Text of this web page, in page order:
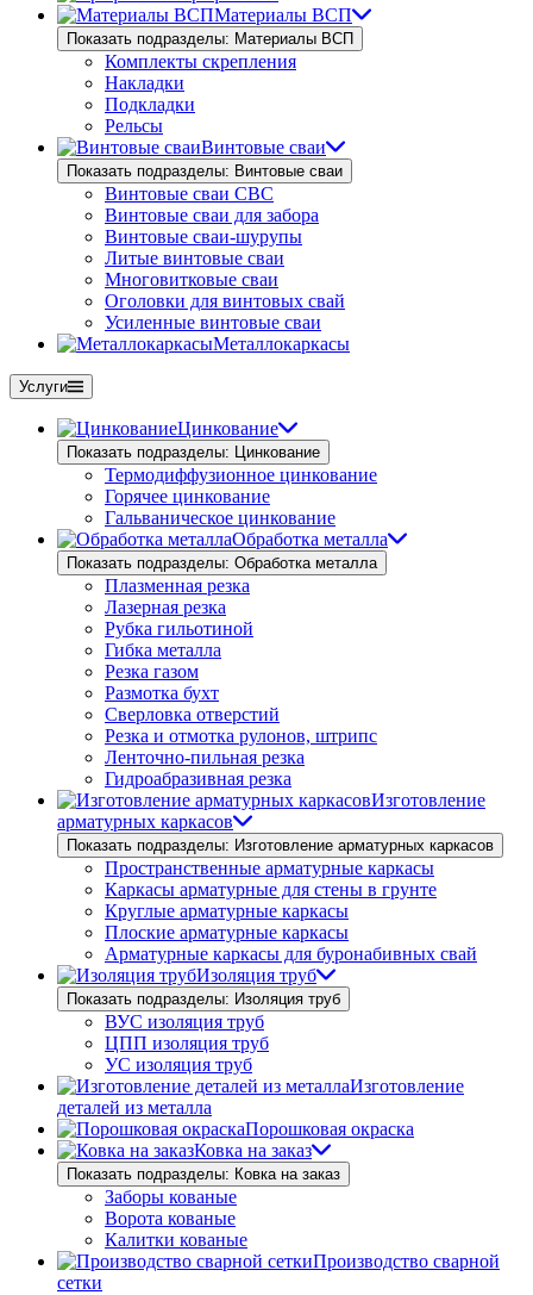
Материалы ВСП
Показать подразделы: Материалы ВСП
Комплекты скрепления
Накладки
Подкладки
Рельсы
Винтовые сваи
Показать подразделы: Винтовые сваи
Винтовые сваи СВС
Винтовые сваи для забора
Винтовые сваи-шурупы
Литые винтовые сваи
Многовитковые сваи
Оголовки для винтовых свай
Усиленные винтовые сваи
Металлокаркасы
Услуги
Цинкование
Показать подразделы: Цинкование
Термодиффузионное цинкование
Горячее цинкование
Гальваническое цинкование
Обработка металла
Показать подразделы: Обработка металла
Плазменная резка
Лазерная резка
Рубка гильотиной
Гибка металла
Резка газом
Размотка бухт
Сверловка отверстий
Резка и отмотка рулонов, штрипс
Ленточно-пильная резка
Гидроабразивная резка
Изготовление
арматурных каркасов
Показать подразделы: Изготовление арматурных каркасов
Пространственные арматурные каркасы
Каркасы арматурные для стены в грунте
Круглые арматурные каркасы
Плоские арматурные каркасы
Арматурные каркасы для буронабивных свай
Изоляция труб
Показать подразделы: Изоляция труб
ВУС изоляция труб
ЦПП изоляция труб
УС изоляция труб
Изготовление
деталей из металла
Порошковая окраска
Ковка на заказ
Показать подразделы: Ковка на заказ
Заборы кованые
Ворота кованые
Калитки кованые
Производство сварной
сетки